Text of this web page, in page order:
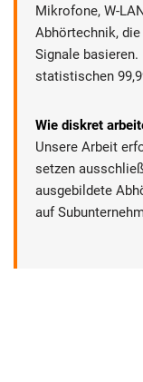
Mikrofone, W-
Abhörtechnik,
Signale
statistischen
Wie diskret
Unsere Arbeit
setzen
ausgebildete
auf